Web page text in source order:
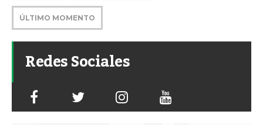
ÚLTIMO MOMENTO
Redes Sociales